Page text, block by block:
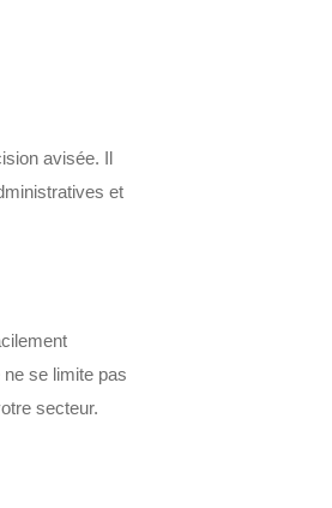
avisée. Il
et
se limite pas
secteur.